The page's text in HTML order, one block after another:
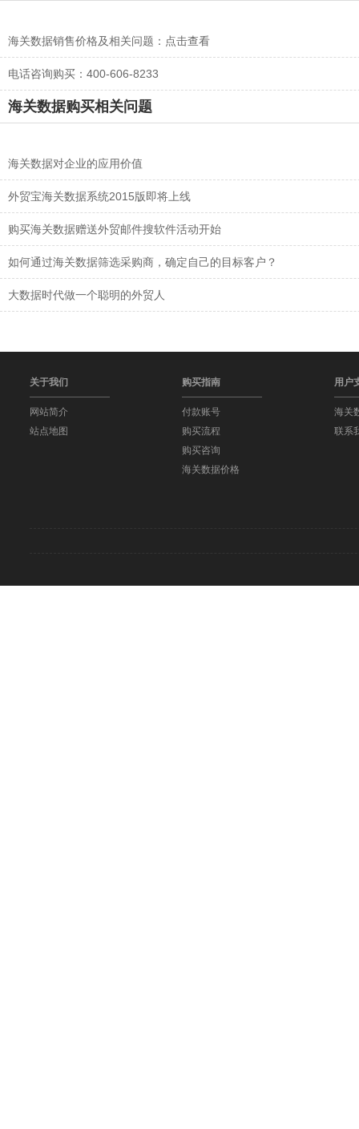
海关数据销售价格及相关问题： 点击查看
电话咨询购买：400-606-8233
海关数据购买相关问题
海关数据对企业的应用价值
外贸宝海关数据系统2015版即将上线
购买海关数据赠送外贸邮件搜软件活动开始
如何通过海关数据筛选采购商，确定自己的目标客户？
大数据时代做一个聪明的外贸人
关于我们
网站简介
站点地图
购买指南
付款账号
购买流程
购买咨询
海关数据价格
用户
海关
联系